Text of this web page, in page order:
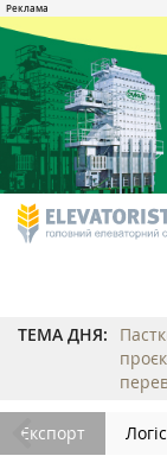
ТЕМА ДНЯ:
Експорт